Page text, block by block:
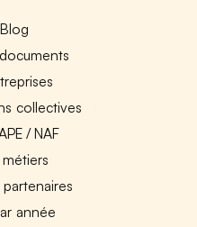
collectives
/ NAF
partenaires
année